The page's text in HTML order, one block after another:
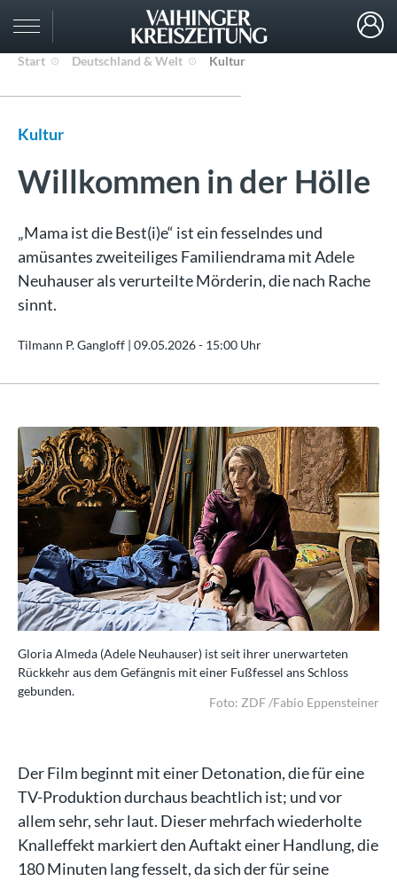
Start Deutschland & Welt Kultur
Kultur
Willkommen in der Hölle
„Mama ist die Best(i)e“ ist ein fesselndes und
amüsantes zweiteiliges Familiendrama mit Adele
Neuhauser als verurteilte Mörderin, die nach Rache
sinnt.
Tilmann P. Gangloff | 09.05.2026 - 15:00 Uhr
Gloria Almeda (Adele Neuhauser) ist seit ihrer unerwarteten
Rückkehr aus dem Gefängnis mit einer Fußfessel ans Schloss
gebunden.
Foto: ZDF /Fabio Eppensteiner
Der Film beginnt mit einer Detonation, die für eine
TV-Produktion durchaus beachtlich ist; und vor
allem sehr, sehr laut. Dieser mehrfach wiederholte
Knalleffekt markiert den Auftakt einer Handlung, die
180 Minuten lang fesselt, da sich der für seine